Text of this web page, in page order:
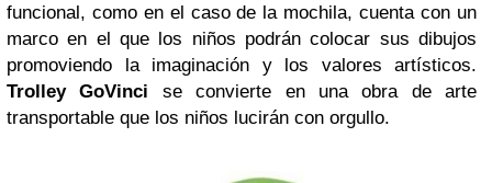
funcional, como en el caso de la mochila, cuenta con un
marco en el que los niños podrán colocar sus dibujos
promoviendo la imaginación y los valores artísticos.
Trolley GoVinci se convierte en una obra de arte
transportable que los niños lucirán con orgullo.